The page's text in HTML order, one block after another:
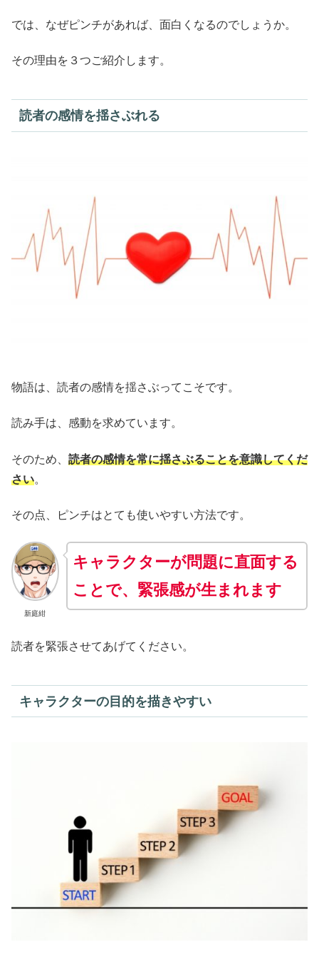
では、なぜピンチがあれば、面白くなるのでしょうか。
その理由を３つご紹介します。
読者の感情を揺さぶれる
物語は、読者の感情を揺さぶってこそです。
読み手は、感動を求めています。
そのため、 読者の感情を常に揺さぶることを意識してくだ
さい。
その点、ピンチはとても使いやすい方法です。
新庭紺
キャラクターが問題に直面する
ことで、緊張感が生まれます
読者を緊張させてあげてください。
キャラクターの目的を描きやすい